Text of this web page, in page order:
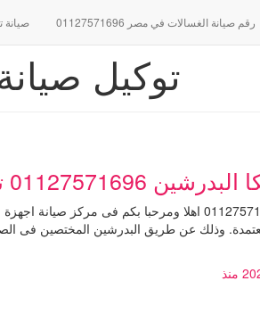
رقم صيانة الغسالات في مصر 01127571696 صيانة
توكيل
صيانة الاسكا البدرشين
رقم مركز صيانة الاسكا البدرشين 01127571696 اهلا
وذلك عن طريق البدرشين المختصين فى
منذ